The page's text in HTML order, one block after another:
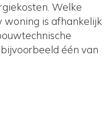
Welke
woning is afhankelijk
één van